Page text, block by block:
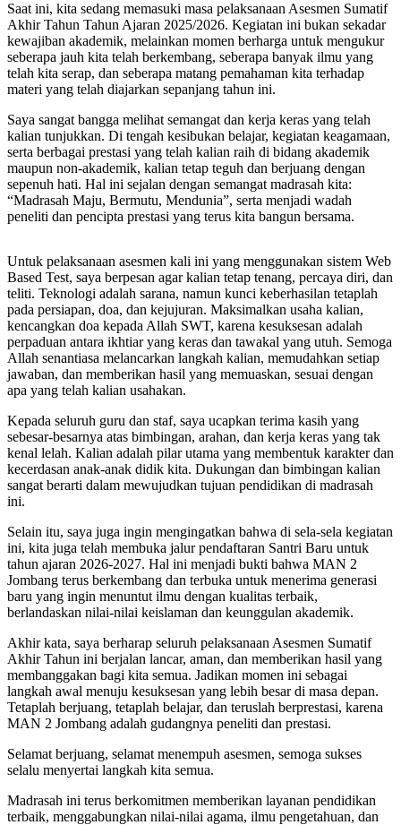
Saat ini, kita sedang memasuki masa pelaksanaan Asesmen Sumatif
Akhir Tahun Tahun Ajaran 2025/2026. Kegiatan ini bukan sekadar
kewajiban akademik, melainkan momen berharga untuk mengukur
seberapa jauh kita telah berkembang, seberapa banyak ilmu yang
telah kita serap, dan seberapa matang pemahaman kita terhadap
materi yang telah diajarkan sepanjang tahun ini.
Saya sangat bangga melihat semangat dan kerja keras yang telah
kalian tunjukkan. Di tengah kesibukan belajar, kegiatan keagamaan,
serta berbagai prestasi yang telah kalian raih di bidang akademik
maupun non-akademik, kalian tetap teguh dan berjuang dengan
sepenuh hati. Hal ini sejalan dengan semangat madrasah kita:
“Madrasah Maju, Bermutu, Mendunia”, serta menjadi wadah
peneliti dan pencipta prestasi yang terus kita bangun bersama.
Untuk pelaksanaan asesmen kali ini yang menggunakan sistem Web
Based Test, saya berpesan agar kalian tetap tenang, percaya diri, dan
teliti. Teknologi adalah sarana, namun kunci keberhasilan tetaplah
pada persiapan, doa, dan kejujuran. Maksimalkan usaha kalian,
kencangkan doa kepada Allah SWT, karena kesuksesan adalah
perpaduan antara ikhtiar yang keras dan tawakal yang utuh. Semoga
Allah senantiasa melancarkan langkah kalian, memudahkan setiap
jawaban, dan memberikan hasil yang memuaskan, sesuai dengan
apa yang telah kalian usahakan.
Kepada seluruh guru dan staf, saya ucapkan terima kasih yang
sebesar-besarnya atas bimbingan, arahan, dan kerja keras yang tak
kenal lelah. Kalian adalah pilar utama yang membentuk karakter dan
kecerdasan anak-anak didik kita. Dukungan dan bimbingan kalian
sangat berarti dalam mewujudkan tujuan pendidikan di madrasah
ini.
Selain itu, saya juga ingin mengingatkan bahwa di sela-sela kegiatan
ini, kita juga telah membuka jalur pendaftaran Santri Baru untuk
tahun ajaran 2026-2027. Hal ini menjadi bukti bahwa MAN 2
Jombang terus berkembang dan terbuka untuk menerima generasi
baru yang ingin menuntut ilmu dengan kualitas terbaik,
berlandaskan nilai-nilai keislaman dan keunggulan akademik.
Akhir kata, saya berharap seluruh pelaksanaan Asesmen Sumatif
Akhir Tahun ini berjalan lancar, aman, dan memberikan hasil yang
membanggakan bagi kita semua. Jadikan momen ini sebagai
langkah awal menuju kesuksesan yang lebih besar di masa depan.
Tetaplah berjuang, tetaplah belajar, dan teruslah berprestasi, karena
MAN 2 Jombang adalah gudangnya peneliti dan prestasi.
Selamat berjuang, selamat menempuh asesmen, semoga sukses
selalu menyertai langkah kita semua.
Madrasah ini terus berkomitmen memberikan layanan pendidikan
terbaik, menggabungkan nilai-nilai agama, ilmu pengetahuan, dan